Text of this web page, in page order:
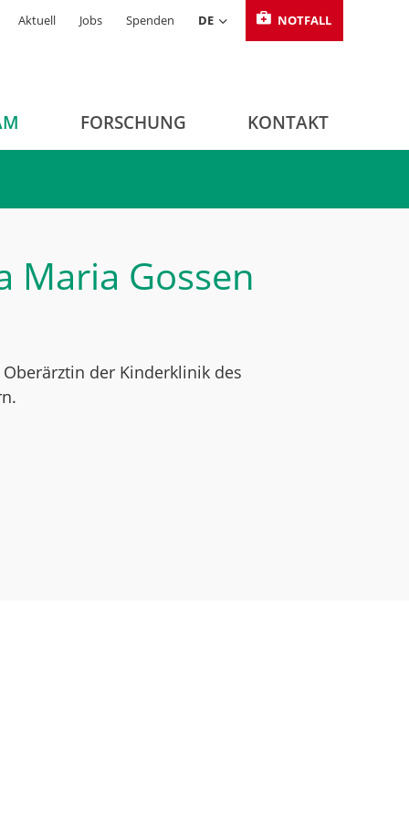
NOTFALL
Aktuell Jobs Spenden DE
FORSCHUNG KONTAKT
Maria Gossen
der Kinderklinik des